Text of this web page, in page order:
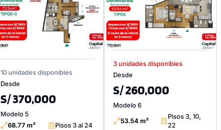
10 unidades disponibles
Desde
S/ 370,000
Modelo 5
68.77 m²
Pisos 3 al 24
3 unidades disponibles
Desde
S/ 260,000
Modelo 6
53.54 m²
Pisos 3, 10,
22